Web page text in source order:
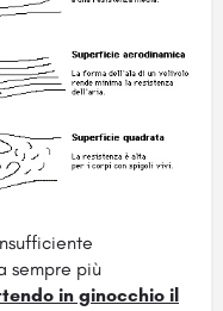
sempre più
in ginocchio il